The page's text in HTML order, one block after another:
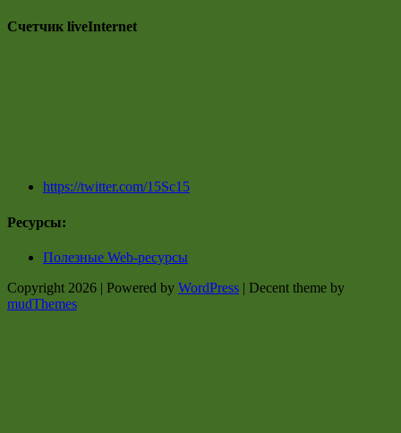
Счетчик liveInternet
https://twitter.com/15Sc15
Ресурсы:
Полезные Web-ресурсы
Copyright 2026 | Powered by WordPress | Decent theme by
mudThemes